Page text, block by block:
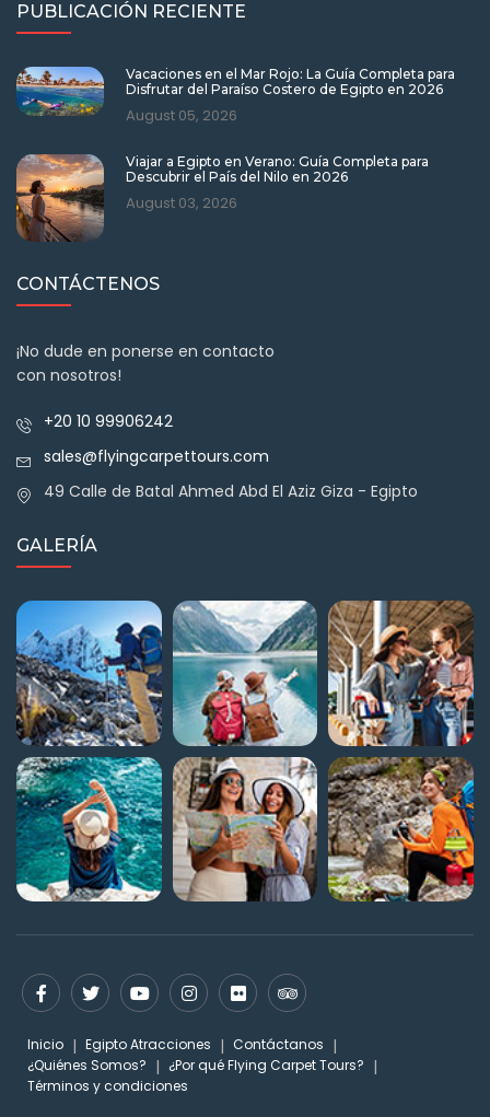
PUBLICACIÓN RECIENTE
Vacaciones en el Mar Rojo: La Guía Completa para
Disfrutar del Paraíso Costero de Egipto en 2026
August 05, 2026
Viajar a Egipto en Verano: Guía Completa para
Descubrir el País del Nilo en 2026
August 03, 2026
CONTÁCTENOS
¡No dude en ponerse en contacto
con nosotros!
+20 10 99906242
sales@flyingcarpettours.com
49 Calle de Batal Ahmed Abd El Aziz Giza - Egipto
GALERÍA
Inicio Egipto Atracciones
Contáctanos
¿Quiénes Somos?
¿Por qué Flying Carpet Tours?
Términos y condiciones